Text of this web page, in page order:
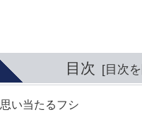
目次
思い当たるフシ